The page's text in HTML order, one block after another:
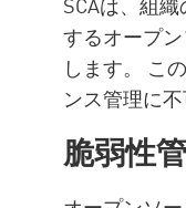
するオープ
します。 こ
ンス管理に不
脆弱性